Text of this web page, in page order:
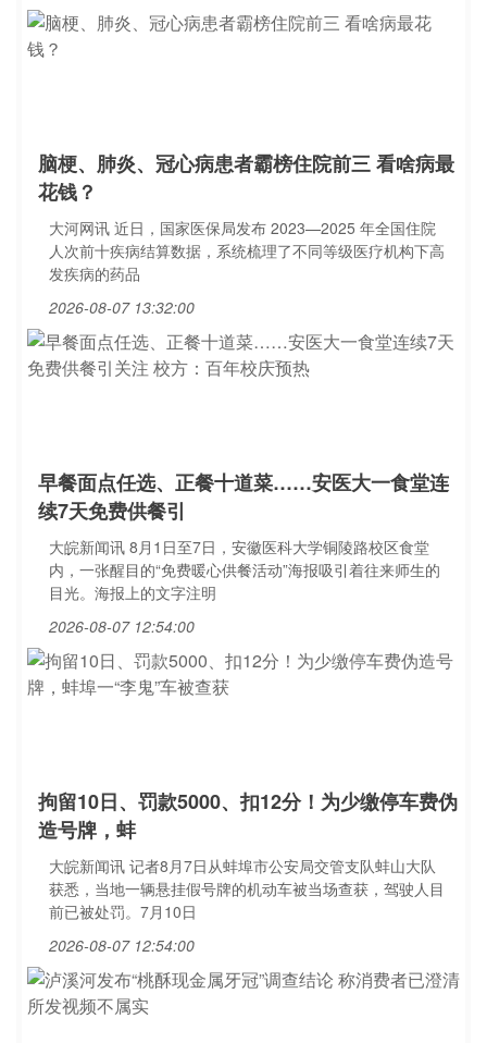
脑梗、肺炎、冠心病患者霸榜住院前三 看啥病最
花钱？
大河网讯 近日，国家医保局发布 2023—2025 年全国住院
人次前十疾病结算数据，系统梳理了不同等级医疗机构下高
发疾病的药品
2026-08-07 13:32:00
早餐面点任选、正餐十道菜……安医大一食堂连
续7天免费供餐引
大皖新闻讯 8月1日至7日，安徽医科大学铜陵路校区食堂
内，一张醒目的“免费暖心供餐活动”海报吸引着往来师生的
目光。海报上的文字注明
2026-08-07 12:54:00
拘留10日、罚款5000、扣12分！为少缴停车费伪
造号牌，蚌
大皖新闻讯 记者8月7日从蚌埠市公安局交管支队蚌山大队
获悉，当地一辆悬挂假号牌的机动车被当场查获，驾驶人目
前已被处罚。7月10日
2026-08-07 12:54:00